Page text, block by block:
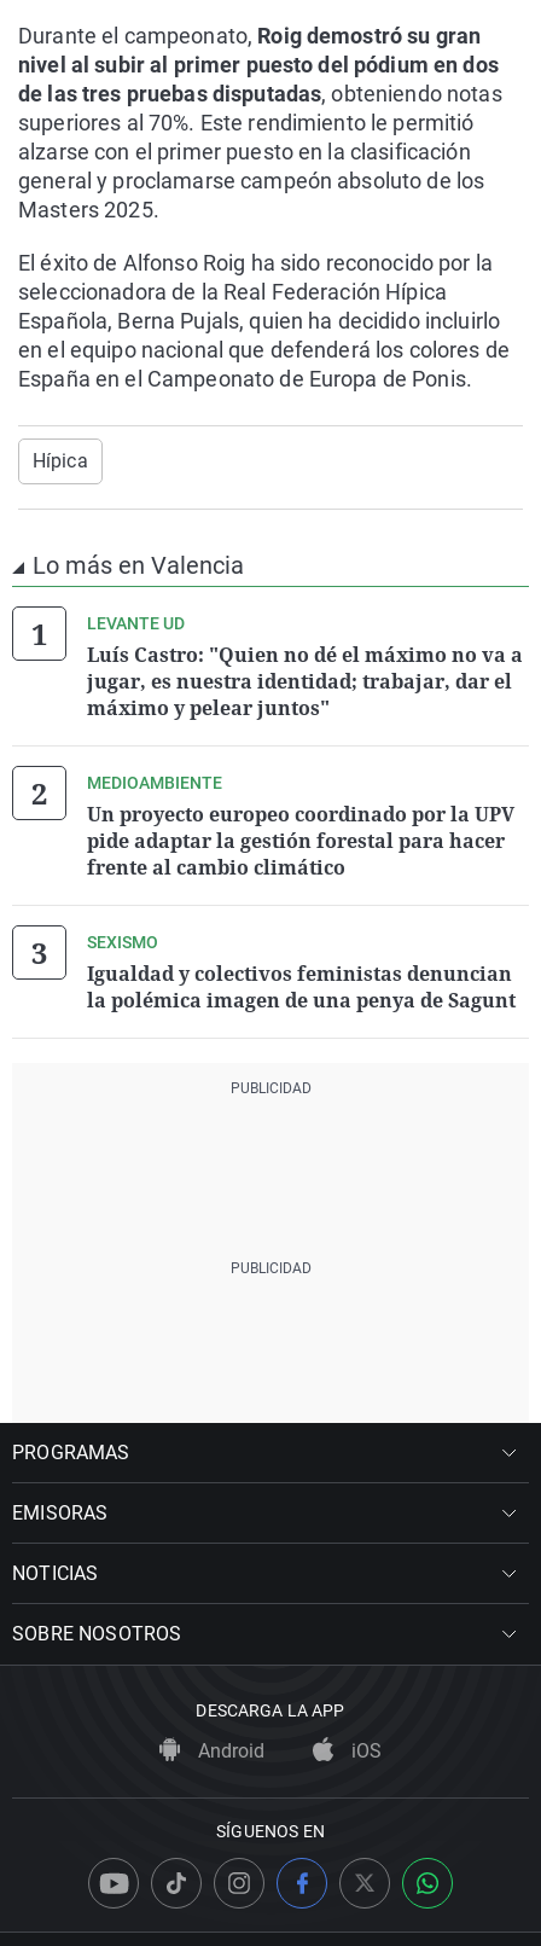
Durante el campeonato, Roig demostró su gran
nivel al subir al primer puesto del pódium en dos
de las tres pruebas disputadas, obteniendo notas
superiores al 70%. Este rendimiento le permitió
alzarse con el primer puesto en la clasificación
general y proclamarse campeón absoluto de los
Masters 2025.
El éxito de Alfonso Roig ha sido reconocido por la
seleccionadora de la Real Federación Hípica
Española, Berna Pujals, quien ha decidido incluirlo
en el equipo nacional que defenderá los colores de
España en el Campeonato de Europa de Ponis.
Hípica
Lo más en Valencia
LEVANTE UD
Luís Castro: "Quien no dé el máximo no va a
jugar, es nuestra identidad; trabajar, dar el
máximo y pelear juntos"
MEDIOAMBIENTE
Un proyecto europeo coordinado por la UPV
pide adaptar la gestión forestal para hacer
frente al cambio climático
SEXISMO
Igualdad y colectivos feministas denuncian
la polémica imagen de una penya de Sagunt
PROGRAMAS
EMISORAS
NOTICIAS
SOBRE NOSOTROS
DESCARGA LA APP
Android iOS
SÍGUENOS EN